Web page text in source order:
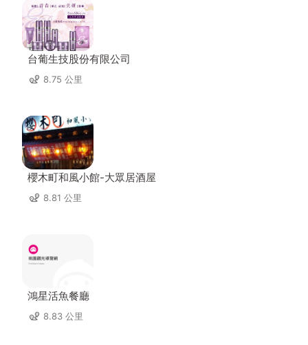
台葡生技股份有限公司
8.75 公里
櫻木町和風小館-大眾居酒屋
8.81 公里
鴻星活魚餐廳
8.83 公里